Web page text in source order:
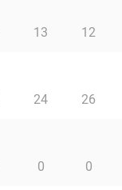
13 12
24 26
0 0